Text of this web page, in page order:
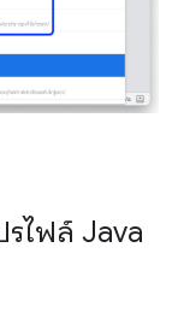
รไฟล์ Java